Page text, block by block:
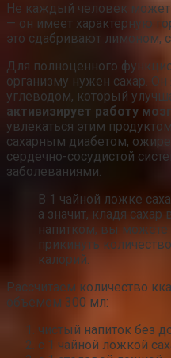
Не каждый человек может
— он имеет характерную
это сдабривают лимоном,
Для полноценного
организму нужен сахар.
углеводом, который
активизирует работу
увлекаться этим
сахарным диабетом,
сердечно-сосудистой
заболеваниями.
В 1 чайной ложке
а значит, кладя
напитком, вы можете
прикинуть
калорий.
Рассчитаем количество
объемом 300 мл:
чистый напиток без
с 1 чайной ложкой